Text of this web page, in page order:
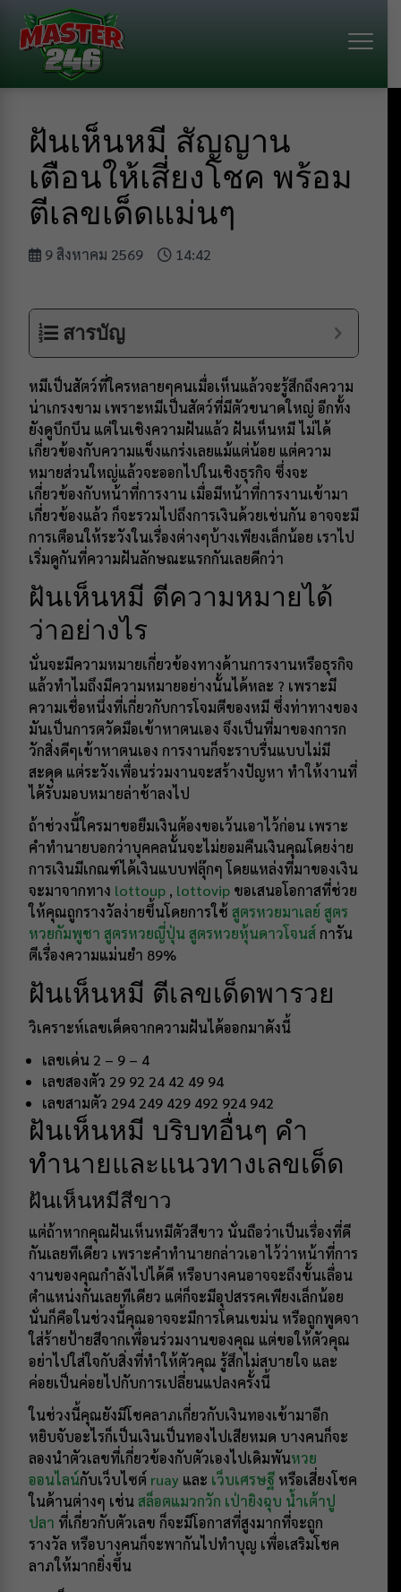
ฝันเห็นหมี สัญญาน
เตือนให้เสี่ยงโชค พร้อม
ตีเลขเด็ดแม่นๆ
9 สิงหาคม 2569 14:42
สารบัญ
หมีเป็นสัตว์ที่ใครหลายๆคนเมื่อเห็นแล้วจะรู้สึกถึงความ
น่าเกรงขาม เพราะหมีเป็นสัตว์ที่มีตัวขนาดใหญ่ อีกทั้ง
ยังดูบึกบึน แต่ในเชิงความฝันแล้ว ฝันเห็นหมี ไม่ได้
เกี่ยวข้องกับความแข็งแกร่งเลยแม้แต่น้อย แต่ความ
หมายส่วนใหญ่แล้วจะออกไปในเชิงธุรกิจ ซึ่งจะ
เกี่ยวข้องกับหน้าที่การงาน เมื่อมีหน้าที่การงานเข้ามา
เกี่ยวข้องแล้ว ก็จะรวมไปถึงการเงินด้วยเช่นกัน อาจจะมี
การเตือนให้ระวังในเรื่องต่างๆบ้างเพียงเล็กน้อย เราไป
เริ่มดูกันที่ความฝันลักษณะแรกกันเลยดีกว่า
ฝันเห็นหมี ตีความหมายได้
ว่าอย่างไร
นั่นจะมีความหมายเกี่ยวข้องทางด้านการงานหรือธุรกิจ
แล้วทำไมถึงมีความหมายอย่างนั้นได้หละ ? เพราะมี
ความเชื่อหนึ่งที่เกี่ยวกับการโจมตีของหมี ซึ่งท่าทางของ
มันเป็นการตวัดมือเข้าหาตนเอง จึงเป็นที่มาของการก
วักสิ่งดีๆเข้าหาตนเอง การงานก็จะราบรื่นแบบไม่มี
สะดุด แต่ระวังเพื่อนร่วมงานจะสร้างปัญหา ทำให้งานที่
ได้รับมอบหมายล่าช้าลงไป
ถ้าช่วงนี้ใครมาขอยืมเงินต้องขอเว้นเอาไว้ก่อน เพราะ
คำทำนายบอกว่าบุคคลนั้นจะไม่ยอมคืนเงินคุณโดยง่าย
การเงินมีเกณฑ์ได้เงินแบบฟลุ๊กๆ โดยแหล่งที่มาของเงิน
จะมาจากทาง lottoup , lottovip ขอเสนอโอกาสที่ช่วย
ให้คุณถูกรางวัลง่ายขึ้นโดยการใช้ สูตรหวยมาเลย์ สูตร
หวยกัมพูชา สูตรหวยญี่ปุ่นสูตรหวยหุ้นดาวโจนส์การัน
ตีเรื่องความแม่นยำ 89%
ฝันเห็นหมี ตีเลขเด็ดพารวย
วิเคราะห์เลขเด็ดจากความฝันได้ออกมาดังนี้
เลขเด่น 2 – 9 – 4
เลขสองตัว 29 92 24 42 49 94
เลขสามตัว 294 249 429 492 924 942
ฝันเห็นหมี บริบทอื่นๆ คำ
ทำนายและแนวทางเลขเด็ด
ฝันเห็นหมีสีขาว
แต่ถ้าหากคุณฝันเห็นหมีตัวสีขาว นั่นถือว่าเป็นเรื่องที่ดี
กันเลยทีเดียว เพราะคำทำนายกล่าวเอาไว้ว่าหน้าที่การ
งานของคุณกำลังไปได้ดี หรือบางคนอาจจะถึงขั้นเลื่อน
ตำแหน่งกันเลยทีเดียว แต่ก็จะมีอุปสรรคเพียงเล็กน้อย
นั่นก็คือในช่วงนี้คุณอาจจะมีการโดนเขม่น หรือถูกพูดจา
ใส่ร้ายป้ายสีจากเพื่อนร่วมงานของคุณ แต่ขอให้ตัวคุณ
อย่าไปใส่ใจกับสิ่งที่ทำให้ตัวคุณ รู้สึกไม่สบายใจ และ
ค่อยเป็นค่อยไปกับการเปลี่ยนแปลงครั้งนี้
ในช่วงนี้คุณยังมีโชคลาภเกี่ยวกับเงินทองเข้ามาอีก
หยิบจับอะไรก็เป็นเงินเป็นทองไปเสียหมด บางคนก็จะ
ลองนำตัวเลขที่เกี่ยวข้องกับตัวเองไปเดิมพันหวย
ออนไลน์กับเว็บไซต์ ruay และ เว็บเศรษฐี หรือเสี่ยงโชค
ในด้านต่างๆ เช่นสล็อตแมวกวัก เป่ายิงฉุบ น้ำเต้าปู
ปลา ที่เกี่ยวกับตัวเลข ก็จะมีโอกาสที่สูงมากที่จะถูก
รางวัล หรือบางคนก็จะพากันไปทำบุญ เพื่อเสริมโชค
ลาภให้มากยิ่งขึ้น